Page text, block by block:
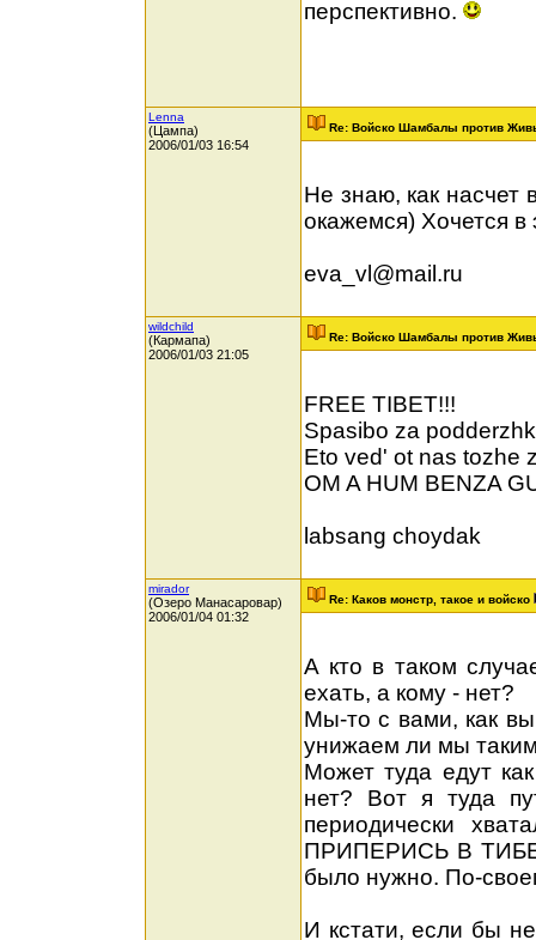
перспективно.
Lenna
(Цампа)
2006/01/03 16:54
Re: Войско Шамбалы против
Не знаю, как насчет
окажемся) Хочется в
eva_vl@mail.ru
wildchild
(Кармапа)
2006/01/03 21:05
Re: Войско Шамбалы против
FREE TIBET!!!
Spasibo za
Eto ved' ot nas tozhe
OM A HUM BENZA
labsang choydak
mirador
(Озеро Манасаровар)
2006/01/04 01:32
Re: Каков монстр, такое и войско
А кто в таком
ехать, а кому - нет?
Мы-то с вами, как
унижаем ли мы
Может туда едут
нет? Вот я туда
периодически
ПРИПЕРИСЬ В
было нужно. По-
И кстати, если бы